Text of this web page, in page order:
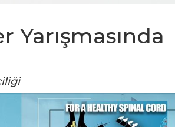
Yarışmasında
5.05.2025 00:00:00